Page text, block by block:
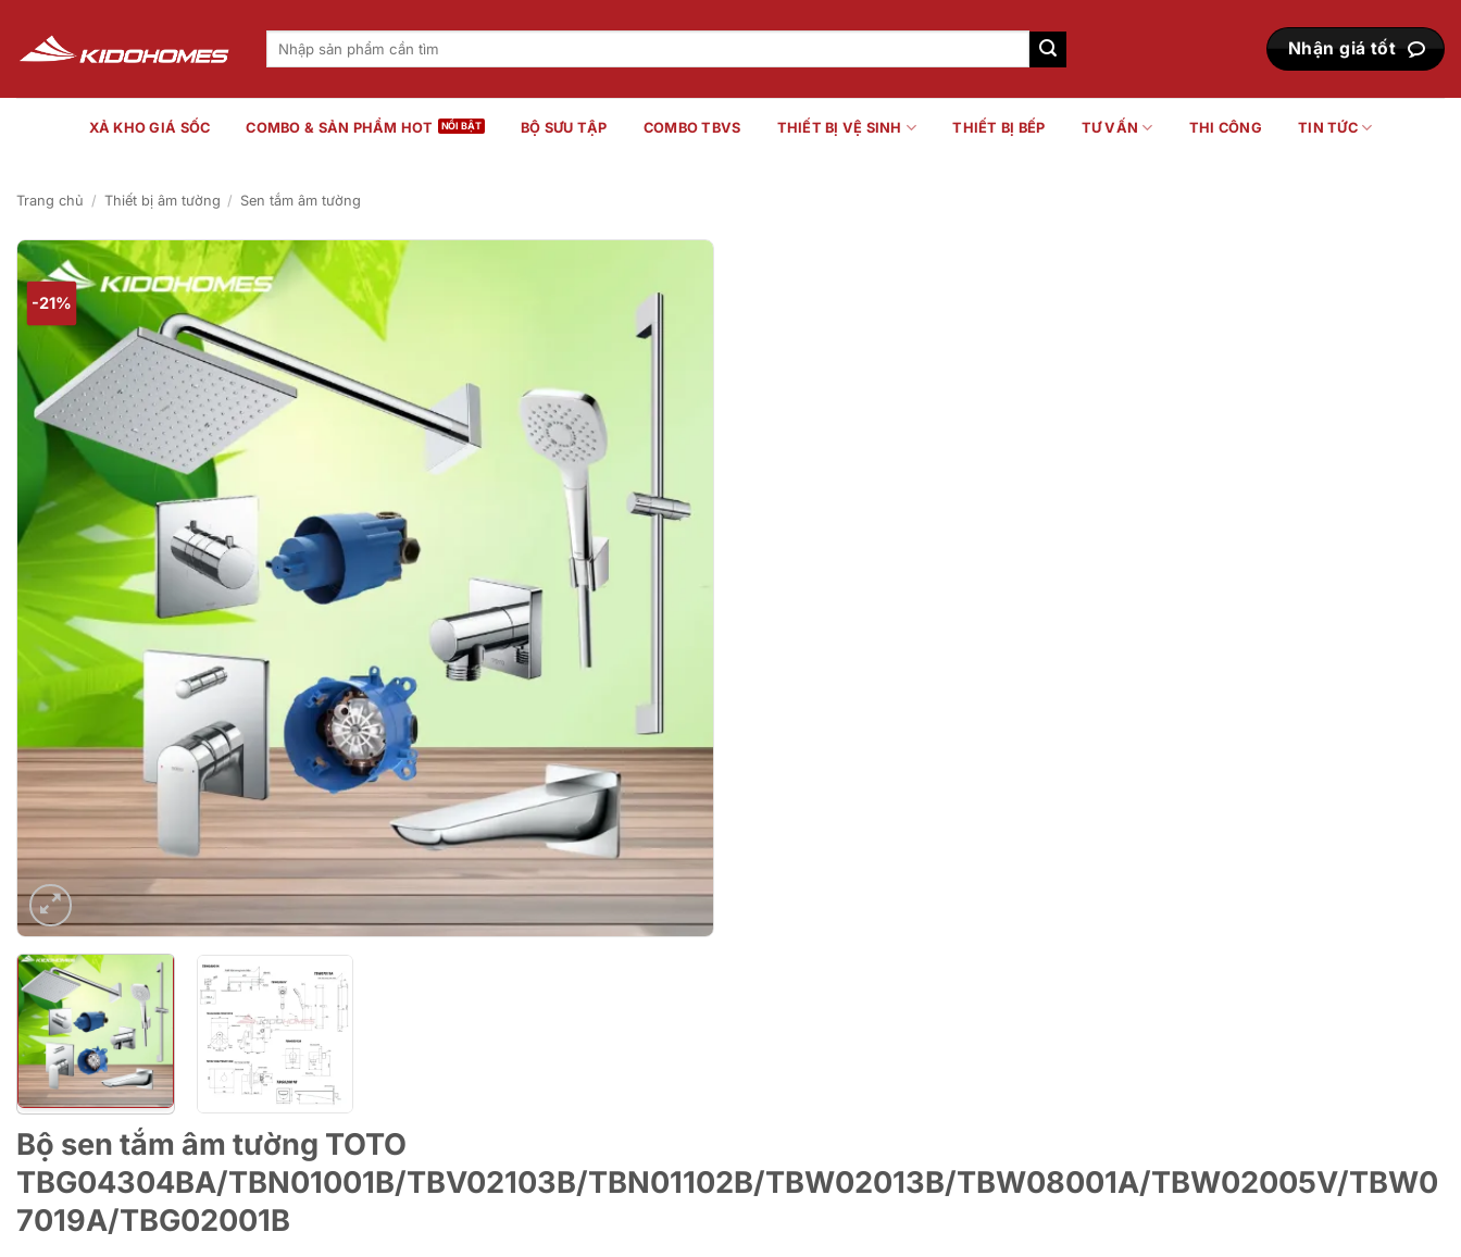
nội
dung
Tìm
Nhận giá tốt
XẢ KHO GIÁ SỐC COMBO & SẢN PHẨM HOT BỘ SƯU TẬP COMBO TBVS THIẾT BỊ VỆ SINH THIẾT BỊ BẾP TƯ VẤN THI CÔNG TIN TỨC
Trang chủ / Thiết bị âm tường / Sen tắm âm tường
-21%
Bộ sen tắm âm tường TOTO
TBG04304BA/TBN01001B/TBV02103B/TBN01102B/TBW02013B/TBW08001A/TBW02005V/TBW0
7019A/TBG02001B